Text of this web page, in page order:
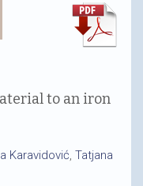
to an iron
Karavidović Tatjana